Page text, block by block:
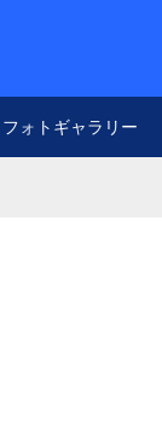
フォトギャラリー